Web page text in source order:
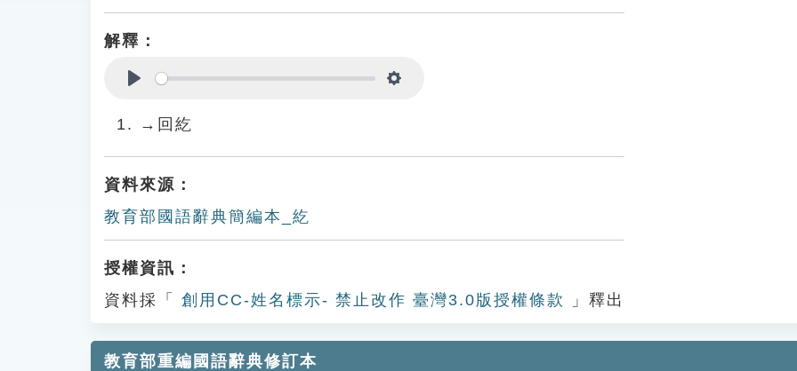
解釋：
→回紇
資料來源：
教育部國語辭典簡編本_紇
授權資訊：
資料採「
創用CC-姓名標示- 禁止改作 臺灣3.0版授權條款 」釋出
教育部重編國語辭典修訂本